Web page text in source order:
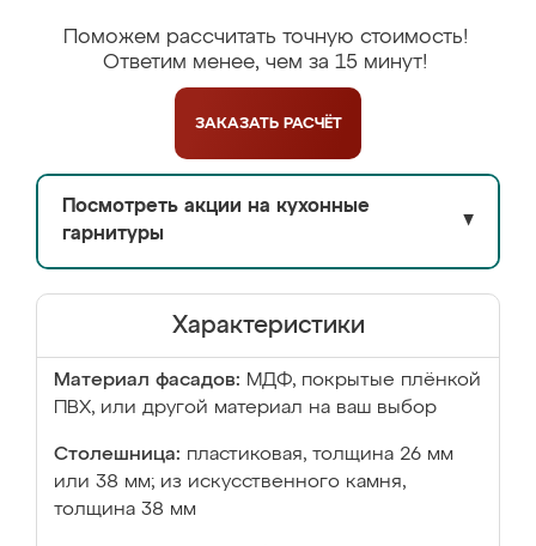
Поможем рассчитать точную стоимость!
Ответим менее, чем за 15 минут!
ЗАКАЗАТЬ РАСЧЁТ
Посмотреть акции на кухонные
гарнитуры
▼
Характеристики
Материал фасадов: МДФ, покрытые плёнкой
ПВХ, или другой материал на ваш выбор
Столешница: пластиковая, толщина 26 мм
или 38 мм; из искусственного камня,
толщина 38 мм